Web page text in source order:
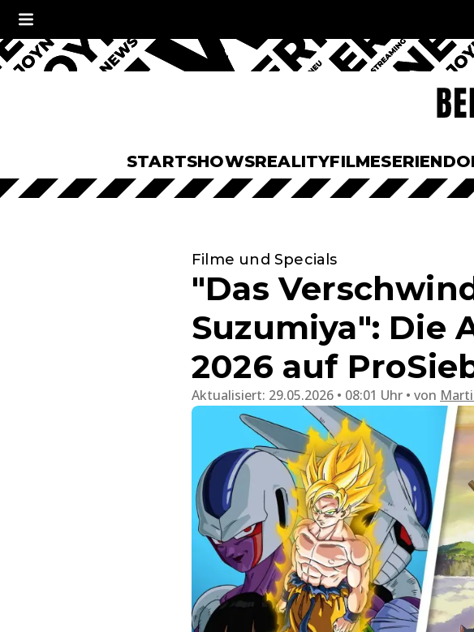
STARTSHOWSREALITYFILMESERIEN
Filme und Specials
"Das
Suzumiya": Die
2026 auf
Aktualisiert: 29.05.2026 • 08:01 Uhr von